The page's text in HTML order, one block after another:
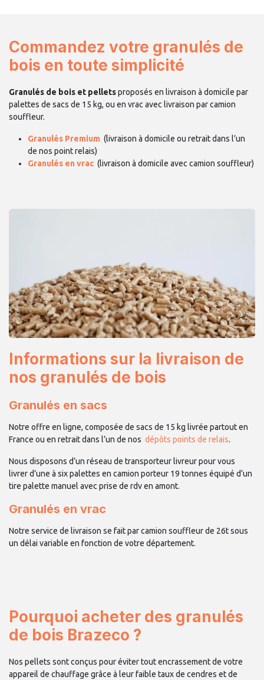
Commandez votre granulés de
bois en toute simplicité
Granulés de bois et pelletsproposés en livraison à domicile par
palettes de sacs de 15 kg, ou en vrac avec livraison par camion
souffleur.
Granulés Premium (livraison à domicile ou retrait dans l’un
de nos point relais)
Granulés en vrac (livraison à domicile avec camion souffleur)
Informations sur la livraison de
nos granulés de bois
Granulés en sacs
Notre offre en ligne, composée de sacs de 15 kg livrée partout en
France ou en retrait dans l’un de nos dépôts points de relais.
Nous disposons d’un réseau de transporteur livreur pour vous
livrer d’une à six palettes en camion porteur 19 tonnes équipé d’un
tire palette manuel avec prise de rdv en amont.
Granulés en vrac
Notre service de livraison se fait par camion souffleur de 26t sous
un délai variable en fonction de votre département.
Pourquoi acheter des granulés
de bois Brazeco ?
Nos pellets sont conçus pour éviter tout encrassement de votre
appareil de chauffage grâce à leur faible taux de cendres et de